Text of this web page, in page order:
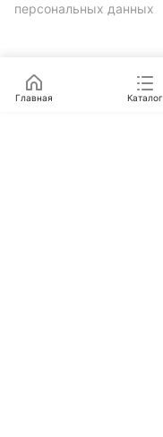
персональных данных
Главная Каталог